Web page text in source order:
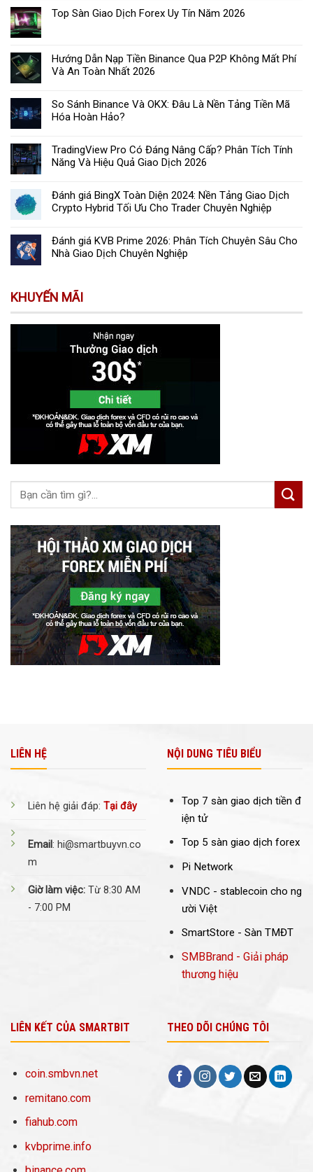
Top Sàn Giao Dịch Forex Uy Tín Năm 2026
Hướng Dẫn Nạp Tiền Binance Qua P2P Không Mất Phí
Và An Toàn Nhất 2026
So Sánh Binance Và OKX: Đâu Là Nền Tảng Tiền Mã
Hóa Hoàn Hảo?
TradingView Pro Có Đáng Nâng Cấp? Phân Tích Tính
Năng Và Hiệu Quả Giao Dịch 2026
Đánh giá BingX Toàn Diện 2024: Nền Tảng Giao Dịch
Crypto Hybrid Tối Ưu Cho Trader Chuyên Nghiệp
Đánh giá KVB Prime 2026: Phân Tích Chuyên Sâu Cho
Nhà Giao Dịch Chuyên Nghiệp
KHUYẾN MÃI
LIÊN HỆ
Liên hệ giải đáp: Tại đây
Email: hi@smartbuyvn.co
m
Giờ làm việc: Từ 8:30 AM
- 7:00 PM
NỘI DUNG TIÊU BIỂU
Top 7 sàn giao dịch tiền đ
iện tử
Top 5 sàn giao dịch forex
Pi Network
VNDC - stablecoin cho ng
ười Việt
SmartStore - Sàn TMĐT
SMBBrand - Giải pháp
thương hiệu
LIÊN KẾT CỦA SMARTBIT
coin.smbvn.net
remitano.com
fiahub.com
kvbprime.info
THEO DÕI CHÚNG TÔI